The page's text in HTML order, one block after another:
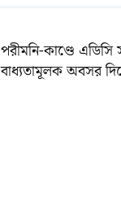
পরীমনি-কাণ্ডে
বাধ্যতামূলক অবসর